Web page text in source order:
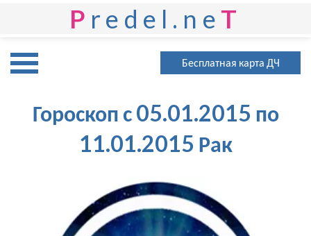
P redel.ne T
Бесплатная карта ДЧ
Гороскоп с 05.01.2015 по
11.01.2015 Рак